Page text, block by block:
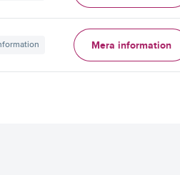
Mera information